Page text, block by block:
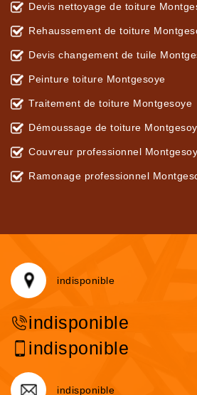
Devis nettoyage de toiture
Rehaussement de toiture
Devis changement de tuile
Peinture toiture Montgesoye
Traitement de toiture Montgesoye
Démoussage de toiture
Couvreur professionnel
Ramonage professionnel
indisponible
indisponible
indisponible
indisponible